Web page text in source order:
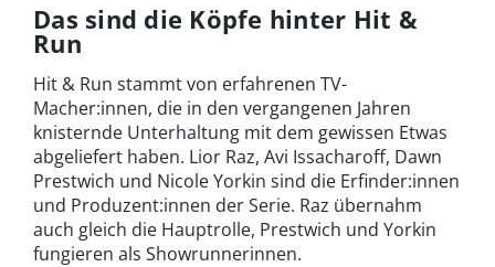
Das sind die Köpfe hinter Hit &
Run
Hit & Run stammt von erfahrenen TV-
Macher:innen, die in den vergangenen Jahren
knisternde Unterhaltung mit dem gewissen Etwas
abgeliefert haben. Lior Raz, Avi Issacharoff, Dawn
Prestwich und Nicole Yorkin sind die Erfinder:innen
und Produzent:innen der Serie. Raz übernahm
auch gleich die Hauptrolle, Prestwich und Yorkin
fungieren als Showrunnerinnen.